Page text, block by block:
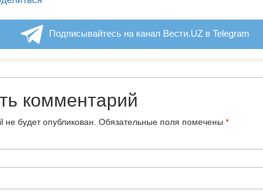
Подписывайтесь на канал Вести.UZ в Telegram
комментарий
будет опубликован. Обязательные поля помечены *